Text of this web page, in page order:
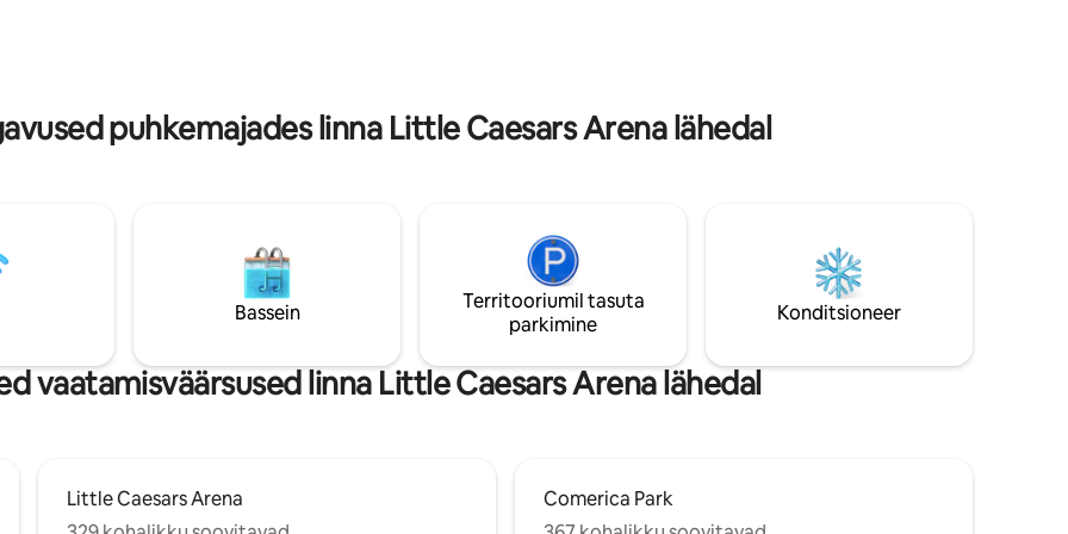
puhkemajades linna Little Caesars Arena lähedal
Bassein
Territooriumil tasuta
parkimine
Konditsioneer
vaatamisväärsused linna Little Caesars Arena lähedal
Little Caesars Arena
Comerica Park